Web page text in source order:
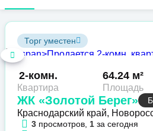
Торг уместен
2-комн.
Квартира
64.24 м²
Площадь
ЖК «Золотой Берег»
Краснодарский край,
3 просмотров, 1 за сегодня